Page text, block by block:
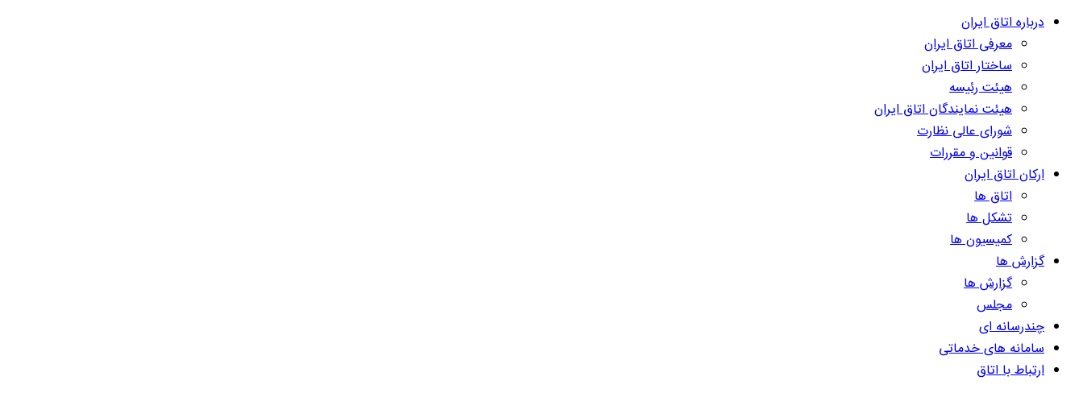
درباره اتاق ایران
معرفی اتاق ایران
ساختار اتاق ایران
هیئت رئیسه
هیئت نمایندگان اتاق ایران
شورای عالی نظارت
قوانین و مقررات
ارکان اتاق ایران
اتاق ها
تشکل ها
کمیسیون ها
گزارش ها
گزارش ها
مجلس
چندرسانه ای
سامانه های خدماتی
ارتباط با اتاق